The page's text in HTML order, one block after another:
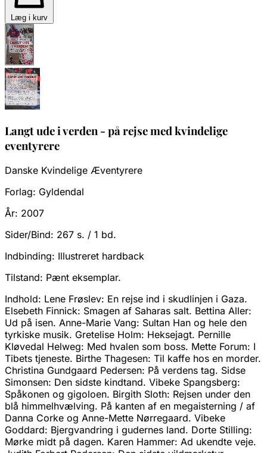
Læg i kurv
Langt ude i verden - på rejse med kvindelige
eventyrere
Danske Kvindelige Æventyrere
Forlag: Gyldendal
År: 2007
Sider/Bind: 267 s. / 1 bd.
Indbinding: Illustreret hardback
Tilstand: Pænt eksemplar.
Indhold: Lene Frøslev: En rejse ind i skudlinjen i Gaza.
Elsebeth Finnick: Smagen af Saharas salt. Bettina Aller:
Ud på isen. Anne-Marie Vang: Sultan Han og hele den
tyrkiske musik. Gretelise Holm: Heksejagt. Pernille
Kløvedal Helweg: Med hvalen som boss. Mette Forum: I
Tibets tjeneste. Birthe Thagesen: Til kaffe hos en morder.
Christina Gundgaard Pedersen: På verdens tag. Sidse
Simonsen: Den sidste kindtand. Vibeke Spangsberg:
Spåkonen og gigoloen. Birgith Sloth: Rejsen under den
blå himmelhvælving. På kanten af en megaisterning / af
Danna Corke og Anne-Mette Nørregaard. Vibeke
Goddard: Bjergvandring i gudernes land. Dorte Stilling:
Mørke midt på dagen. Karen Hammer: Ad ukendte veje.